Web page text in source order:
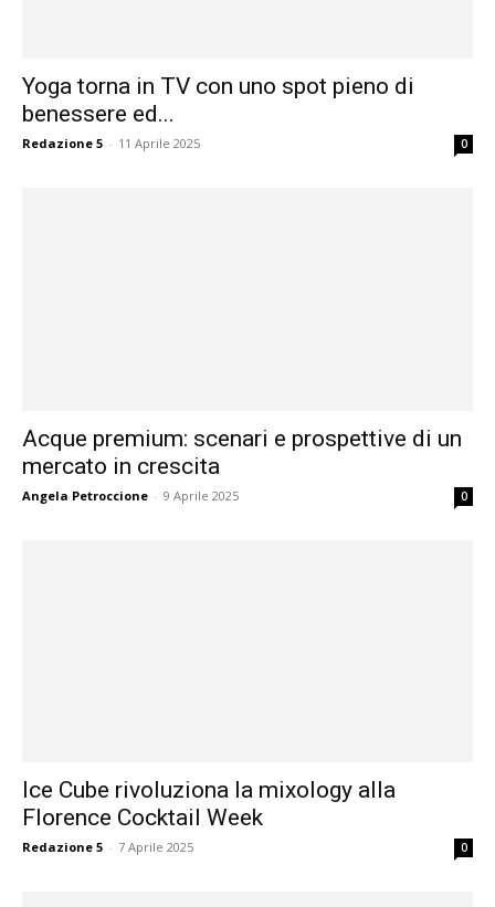
Yoga torna in TV con uno spot pieno di
benessere ed...
Redazione 5 - 11 Aprile 2025 0
Acque premium: scenari e prospettive di un
mercato in crescita
Angela Petroccione - 9 Aprile 2025 0
Ice Cube rivoluziona la mixology alla
Florence Cocktail Week
Redazione 5 - 7 Aprile 2025 0